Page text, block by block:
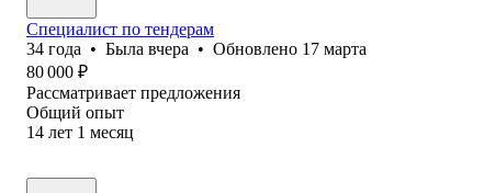
Специалист по тендерам
34 года • Была вчера • Обновлено 17 марта
80 000 ₽
Рассматривает предложения
Общий опыт
14 лет 1 месяц